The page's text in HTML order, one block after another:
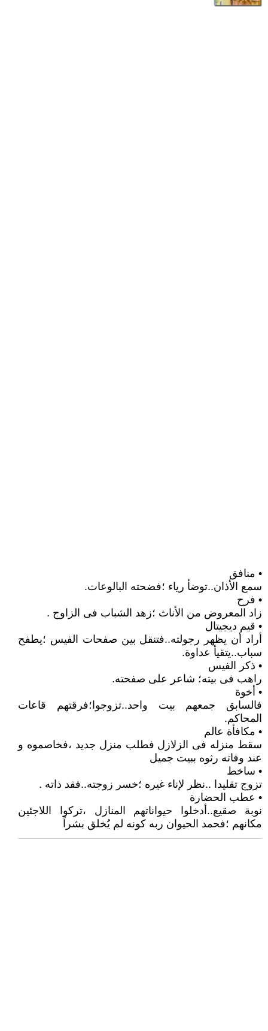
• منافق
سمع الأذان..توضأ رياء ؛فضحته البالوعات.
• فرح
زاد المعروض من الأناث ؛زهد الشباب فى الزاوج .
• قيم ديجيتال
أراد أن يظهر رجولته..فتنقل بين صفحات الفيس ؛يطفح
سباب..يتقيأ عداوة.
• ذكر الفيس
راهب فى بيته؛ شاعر على صفحته.
• أخوة
فالسابق جمعهم بيت واحد..تزوجوا؛فرقتهم قاعات
المحاكم.
• مكافأة عالم
سقط منزله فى الزلازل فطلب منزل جديد ،فخاصموه و
عند وفاته رثوه ببيت جميل
• ساخط
تزوج تقليدا ..نظر لإناء غيره ؛خسر زوجته..فقد ذاته .
• عطب الحضارة
نوبة صقيع..أدخلوا حيواناتهم المنازل ،تركوا اللاجئين
مكانهم ؛فحمد الحيوان ربه كونه لم يُخلق بشراً